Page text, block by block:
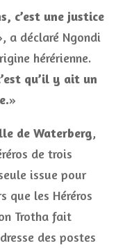
c’est une justice
a déclaré Ngondi
hérérienne.
qu’il y ait un
»
de Waterberg,
de trois
issue pour
que les Héréros
Trotha fait
des postes